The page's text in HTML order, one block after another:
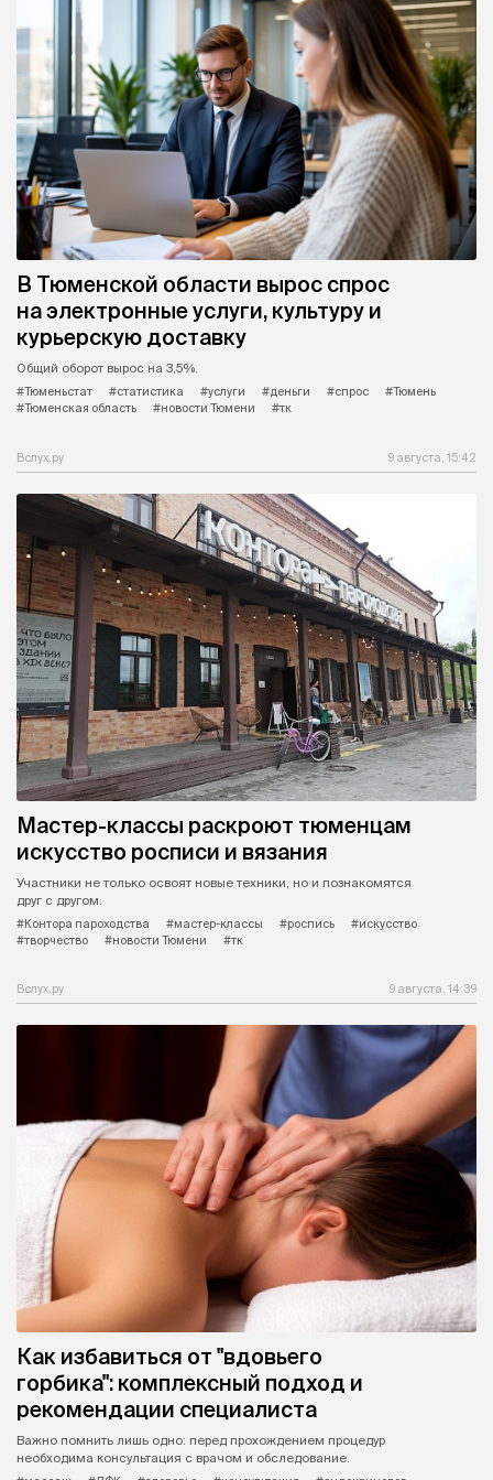
В Тюменской области вырос спрос
на электронные услуги, культуру и
курьерскую доставку
Общий оборот вырос на 3,5%.
#Тюменьстат
#статистика #услуги #деньги #спрос
#Тюмень
#Тюменская область
#новости Тюмени #тк
Вслух.ру 9 августа, 15:42
Мастер-классы раскроют тюменцам
искусство росписи и вязания
Участники не только освоят новые техники, но и познакомятся
друг с другом.
#Контора пароходства
#мастер-классы #роспись
#искусство
#творчество
#новости Тюмени #тк
Вслух.ру 9 августа, 14:39
Как избавиться от "вдовьего
горбика": комплексный подход и
рекомендации специалиста
Важно помнить лишь одно: перед прохождением процедур
необходима консультация с врачом и обследование.